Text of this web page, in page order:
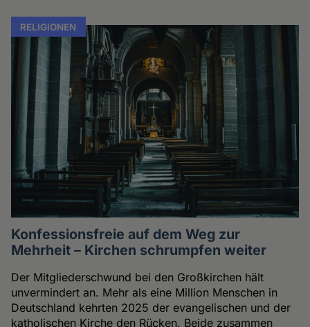
RELIGIONEN
Konfessionsfreie auf dem Weg zur
Mehrheit – Kirchen schrumpfen weiter
Der Mitgliederschwund bei den Großkirchen hält
unvermindert an. Mehr als eine Million Menschen in
Deutschland kehrten 2025 der evangelischen und der
katholischen Kirche den Rücken. Beide zusammen